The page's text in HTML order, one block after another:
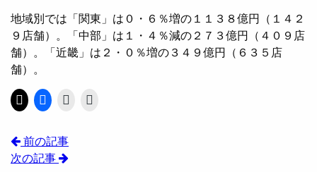
地域別では「関東」は０・６％増の１１３８億円（１４２
９店舗）。「中部」は１・４％減の２７３億円（４０９店
舗）。「近畿」は２・０％増の３４９億円（６３５店
舗）。
前の記事
次の記事